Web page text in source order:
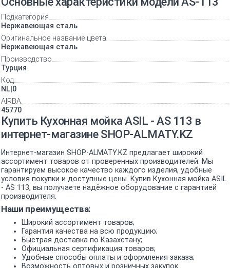
Подкатегория
Нержавеющая сталь
Оригинальное название цвета
Нержавеющая сталь
Производство
Турция
Код
NL|0
AIRBA
45770
Купить Кухонная мойка ASIL - AS 113 в
интернет-магазине SHOP-ALMATY.KZ
Интернет-магазин SHOP-ALMATY.KZ предлагает широкий
ассортимент товаров от проверенных производителей. Мы
гарантируем высокое качество каждого изделия, удобные
условия покупки и доступные цены. Купив Кухонная мойка ASIL
- AS 113, вы получаете надёжное оборудование с гарантией
производителя.
Наши преимущества:
Широкий ассортимент товаров;
Гарантия качества на всю продукцию;
Быстрая доставка по Казахстану;
Официальная сертификация товаров;
Удобные способы оплаты и оформления заказа;
Возможность оптовых и розничных закупок.